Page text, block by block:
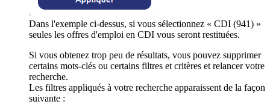
Dans l'exemple ci-dessus, si vous sélectionnez « CDI (941) »
seules les offres d'emploi en CDI vous seront restituées.
Si vous obtenez trop peu de résultats, vous pouvez supprimer
certains mots-clés ou certains filtres et critères et relancer votre
recherche.
Les filtres appliqués à votre recherche apparaissent de la façon
suivante :